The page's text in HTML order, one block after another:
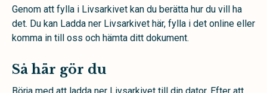
Genom att fylla i Livsarkivet kan du berätta hur du vill ha
det. Du kan Ladda ner Livsarkivet här, fylla i det online eller
komma in till oss och hämta ditt dokument.
Så här gör du